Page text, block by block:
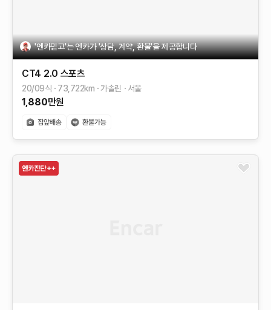
'엔카믿고'는 엔카가 '상담, 계약, 환불'을 제공합니다
CT4 2.0 스포츠
20/09식 73,722km 가솔린 서울
1,880만원